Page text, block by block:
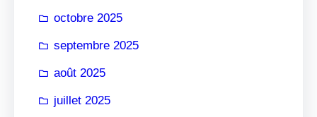
octobre 2025
septembre 2025
août 2025
juillet 2025